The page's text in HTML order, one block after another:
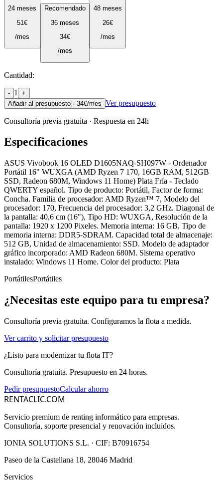
24 meses
51€
/mes
Recomendado
36 meses
34€
/mes
48 meses
26€
/mes
Cantidad:
- 1
+
Añadir al presupuesto · 34€/mes Ver presupuesto
Consultoría previa gratuita · Respuesta en 24h
Especificaciones
ASUS Vivobook 16 OLED D1605NAQ-SH097W - Ordenador
Portátil 16" WUXGA (AMD Ryzen 7 170, 16GB RAM, 512GB
SSD, Radeon 680M, Windows 11 Home) Plata Fría - Teclado
QWERTY español. Tipo de producto: Portátil, Factor de forma:
Concha. Familia de procesador: AMD Ryzen™ 7, Modelo del
procesador: 170, Frecuencia del procesador: 3,2 GHz. Diagonal de
la pantalla: 40,6 cm (16"), Tipo HD: WUXGA, Resolución de la
pantalla: 1920 x 1200 Pixeles. Memoria interna: 16 GB, Tipo de
memoria interna: DDR5-SDRAM. Capacidad total de almacenaje:
512 GB, Unidad de almacenamiento: SSD. Modelo de adaptador
gráfico incorporado: AMD Radeon 680M. Sistema operativo
instalado: Windows 11 Home. Color del producto: Plata
PortátilesPortátiles
¿Necesitas este equipo para tu empresa?
Consultoría previa gratuita. Configuramos la flota a medida.
Ver carrito y solicitar presupuesto
¿Listo para modernizar tu flota IT?
Consultoría gratuita. Presupuesto en 24 horas.
Pedir presupuestoCalcular ahorro
RENTACLIC.COM
Servicio premium de renting informático para empresas.
Consultoría, soporte presencial y renovación incluidos.
IONIA SOLUTIONS S.L. · CIF: B70916754
Paseo de la Castellana 18, 28046 Madrid
Servicios